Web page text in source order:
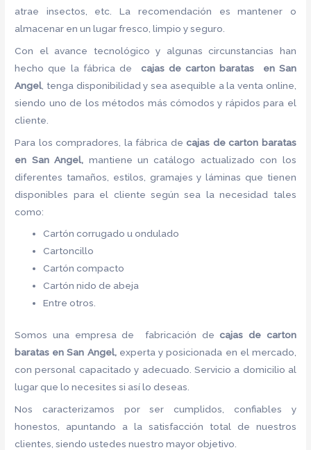
atrae insectos, etc. La recomendación es mantener o
almacenar en un lugar fresco, limpio y seguro.
Con el avance tecnológico y algunas circunstancias han
hecho que la fábrica de cajas de carton baratas en San
Angel , tenga disponibilidad y sea asequible a la venta online,
siendo uno de los métodos más cómodos y rápidos para el
cliente.
Para los compradores, la fábrica decajas de carton baratas
en San Angel, mantiene un catálogo actualizado con los
diferentes tamaños, estilos, gramajes y láminas que tienen
disponibles para el cliente según sea la necesidad tales
como:
Cartón corrugado u ondulado
Cartoncillo
Cartón compacto
Cartón nido de abeja
Entre otros.
Somos una empresa de fabricación decajas de carton
baratas en San Angel, experta y posicionada en el mercado,
con personal capacitado y adecuado. Servicio a domicilio al
lugar que lo necesites si así lo deseas.
Nos caracterizamos por ser cumplidos, confiables y
honestos, apuntando a la satisfacción total de nuestros
clientes, siendo ustedes nuestro mayor objetivo.